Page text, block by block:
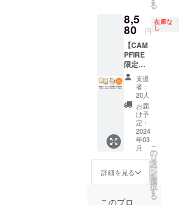
す。 ＜
お魚ご
はん
（鮭）
＞ 国産
の白鮭
をぜい
たくに
使っ
た、お
肉が苦
手な犬
さんに
も安心
のヘル
シピで
す。 ※
ずつ
（計16
袋）」
・オン
ライン
カウン
セリン
グは45
分以降
は10分
延長に
つき延
長料金
1,100円
がかか
す。 ・
オンラ
ト（定
期便）
を毎月1
回お届
け ✕
12ヶ月
分」の
セット
となり
ます。
・2回目
以降の
お届け
は初回
セット
日から
起算し
て約1ヶ
月ごと
（鮭）
ごはん
✕ 4袋」
「お肉
（鶏）
ごは
ん・お
（鮭）
ごはん
を各2袋
ずつ
（計4
袋）」
【お召
し上が
り方・
安】 商
円/2024
年3月中
旬発売
開始予
定）の
▲10%
OFFで
お試し
いただ
ける
CAMPF
IRE特別
価格の
セット
です。
※レシピ
をお選
「お肉
る
8,5
80 円
在庫な
し
【CAM
PFIRE
限定
セッ
ト：
▲10%
OFF＋
特典】
「獣医
師 林美
彩の長
生き犬
ごは
ん」8袋
セット
＋ 獣医
師林美
支援
者：
20人
お届
け予
定：
2024
年03
月
詳細を見る
こ
の
リ
タ
ー
ン
を
選
択
す
る
このプロ